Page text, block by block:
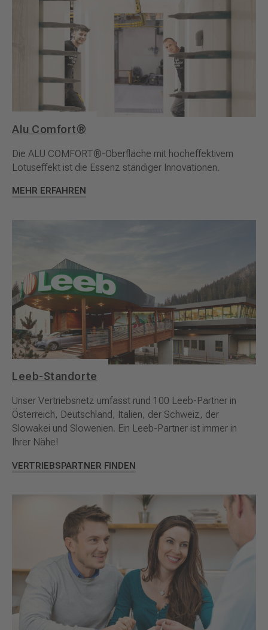
Alu Comfort®
Die ALU COMFORT®-Oberfläche mit hocheffektivem
Lotuseffekt ist die Essenz ständiger Innovationen.
MEHR ERFAHREN
Leeb-Standorte
Unser Vertriebsnetz umfasst rund 100 Leeb-Partner in
Österreich, Deutschland, Italien, der Schweiz, der
Slowakei und Slowenien. Ein Leeb-Partner ist immer in
Ihrer Nähe!
VERTRIEBSPARTNER FINDEN